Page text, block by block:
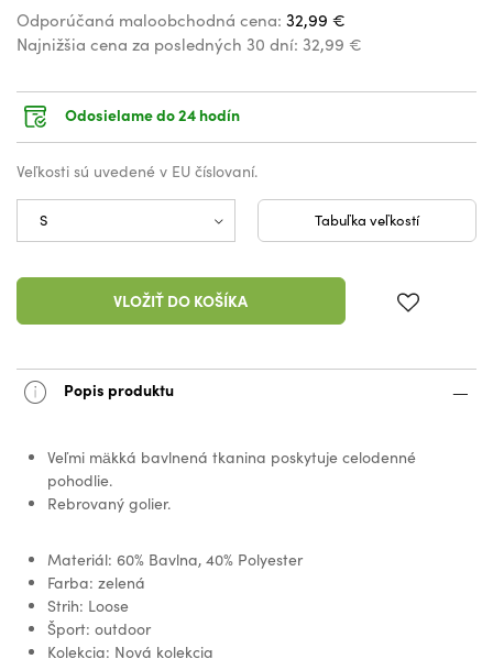
Odporúčaná maloobchodná cena: 32,99 €
Najnižšia cena za posledných 30 dní: 32,99 €
Odosielame do 24 hodín
Veľkosti sú uvedené v EU číslovaní.
Tabuľka veľkostí
VLOŽIŤ DO KOŠÍKA
Popis produktu
Veľmi mäkká bavlnená tkanina poskytuje celodenné
pohodlie.
Rebrovaný golier.
Materiál: 60% Bavlna, 40% Polyester
Farba: zelená
Strih: Loose
Šport: outdoor
Kolekcia: Nová kolekcia